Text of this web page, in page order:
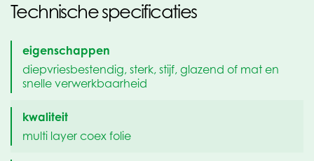
Technische specificaties
eigenschappen
diepvriesbestendig, sterk, stijf, glazend of mat en
snelle verwerkbaarheid
kwaliteit
multi layer coex folie